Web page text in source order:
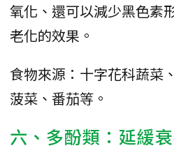
氧化、還可以減少黑色素
老化的效果。
食物來源：十字花科蔬菜
菠菜、番茄等。
六、多酚類：延緩